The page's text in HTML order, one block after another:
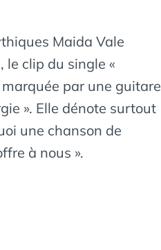
Maida Vale
le clip du single «
par une guitare
». Elle dénote surtout
une chanson de
à nous ».